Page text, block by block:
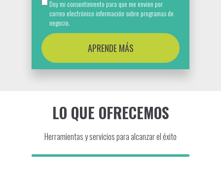
Doy mi consentimiento para que me envien por
correo electrónico información sobre programas de
negocio.
APRENDE MÁS
Herramientas y servicios para alcanzar el éxito
LO QUE OFRECEMOS